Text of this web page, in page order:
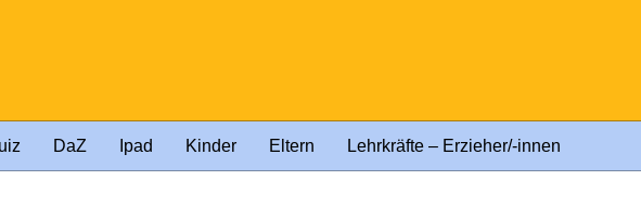
DaZ Ipad Kinder Eltern Lehrkräfte – Erzieher/-innen